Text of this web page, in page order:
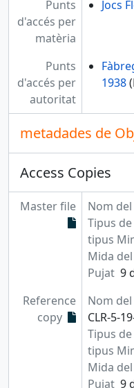
Punts
d'accés per
matèria
Jocs
Punts
d'accés per
autoritat
1938
metadades de
Access Copies
Master file Nom
Tipus
tipus
Mida
Pujat 9
Reference
copy
Nom
CLR-5-
Tipus
tipus
Mida
Pujat 9